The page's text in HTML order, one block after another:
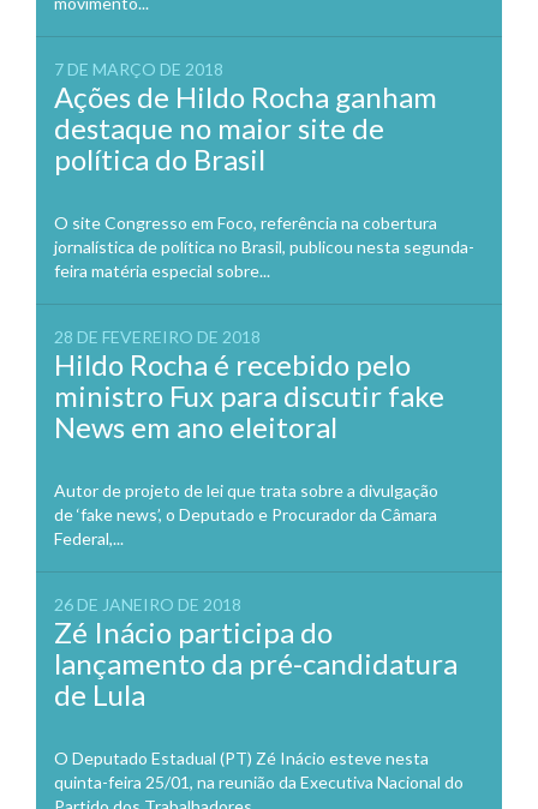
7 DE MARÇO DE 2018
Ações de Hildo Rocha ganham
destaque no maior site de
política do Brasil
O site Congresso em Foco, referência na cobertura
jornalística de política no Brasil, publicou nesta segunda-
feira matéria especial sobre...
28 DE FEVEREIRO DE 2018
Hildo Rocha é recebido pelo
ministro Fux para discutir fake
News em ano eleitoral
Autor de projeto de lei que trata sobre a divulgação
de ‘fake news’, o Deputado e Procurador da Câmara
Federal,...
26 DE JANEIRO DE 2018
Zé Inácio participa do
lançamento da pré-candidatura
de Lula
O Deputado Estadual (PT) Zé Inácio esteve nesta
quinta-feira 25/01, na reunião da Executiva Nacional do